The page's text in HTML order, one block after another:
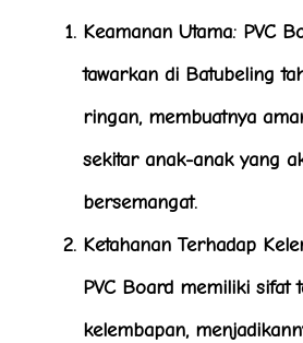
Keamanan Utama: PVC
tawarkan di Batubeling
ringan, membuatnya
sekitar anak-anak yang
bersemangat.
Ketahanan Terhadap
PVC Board memiliki sifat
kelembapan,